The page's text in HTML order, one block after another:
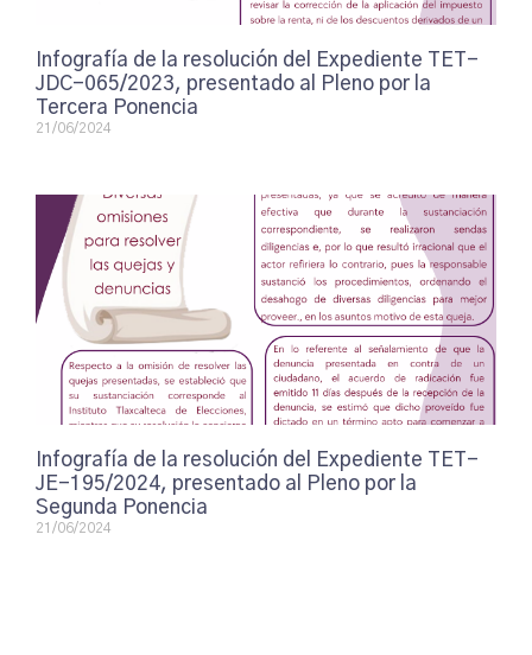
Infografía de la resolución del Expediente TET-
JDC-065/2023, presentado al Pleno por la
Tercera Ponencia
21/06/2024
Infografía de la resolución del Expediente TET-
JE-195/2024, presentado al Pleno por la
Segunda Ponencia
21/06/2024